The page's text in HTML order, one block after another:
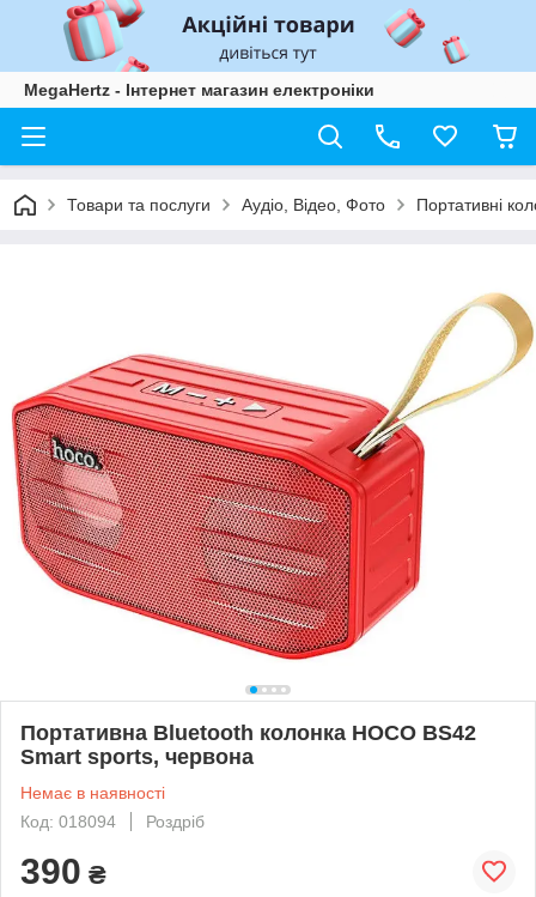
MegaHertz - Інтернет магазин електроніки
Товари та послуги Аудіо, Відео, Фото Портативні
Портативна Bluetooth колонка HOCO BS42
Smart sports, червона
Немає в наявності
Код: 018094
Роздріб
390 ₴